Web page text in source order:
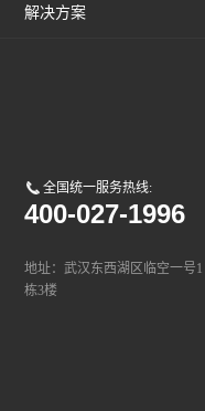
解决方案
全国统一服务热线:
400-027-1996
地址：武汉东西湖区临空一号1
栋3楼